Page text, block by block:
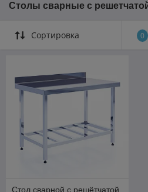
Столы сварные с
Сортировка 0
Стол сварной с решётчатой